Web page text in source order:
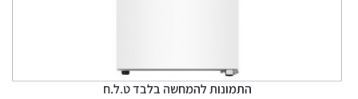
התמונות להמחשה בלבד ט.ל.ח